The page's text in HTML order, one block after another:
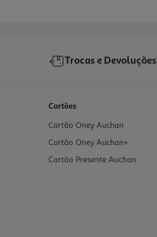
Trocas e Devoluções
Cartões
Cartão Oney Auchan
Cartão Oney Auchan+
Cartão Presente Auchan